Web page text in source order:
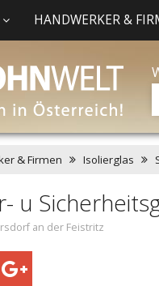
HANDWERKER &
& Firmen Isolierglas
u
an der Feistritz